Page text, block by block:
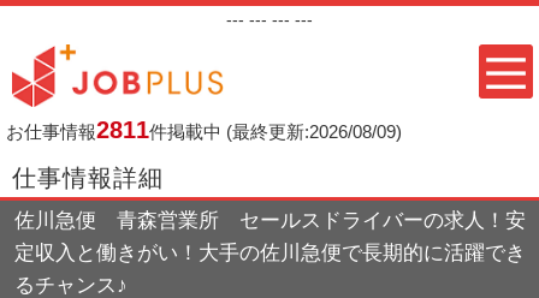
--- --- --- ---
お仕事情報2811件掲載中 (最終更新:2026/08/09)
仕事情報詳細
佐川急便 青森営業所 セールスドライバーの求人！安
定収入と働きがい！大手の佐川急便で長期的に活躍でき
るチャンス♪